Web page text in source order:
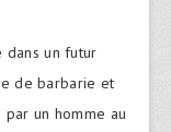
dans un futur
de barbarie et
un homme au